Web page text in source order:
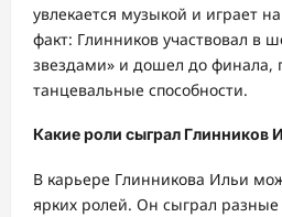
увлекается музыкой и играет
факт: Глинников участвовал в
звездами» и дошел до финала,
танцевальные способности.
Какие роли сыграл Глинников
В карьере Глинникова Ильи
ярких ролей. Он сыграл